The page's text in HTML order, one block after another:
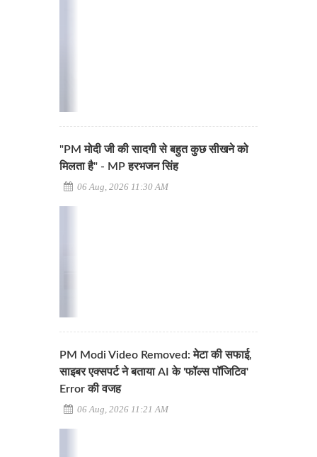
"PM मोदी जी की सादगी से बहुत कुछ सीखने को
मिलता है" - MP हरभजन सिंह
06 Aug, 2026 11:30 AM
PM Modi Video Removed: मेटा की सफाई,
साइबर एक्सपर्ट ने बताया AI के 'फॉल्स पॉजिटिव'
Error की वजह
06 Aug, 2026 11:21 AM